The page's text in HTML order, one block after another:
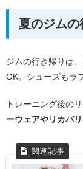
夏のジムの
ジムの行き帰りは
OK。シューズもラ
トレーニング後の
ーウェアやリカバ